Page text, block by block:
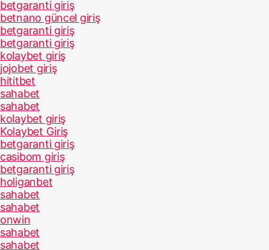
betgaranti giriş
betnano güncel giriş
betgaranti giriş
betgaranti giriş
kolaybet giriş
jojobet giriş
hititbet
sahabet
sahabet
kolaybet giriş
Kolaybet Giriş
betgaranti giriş
casibom giriş
betgaranti giriş
holiganbet
sahabet
sahabet
onwin
sahabet
sahabet